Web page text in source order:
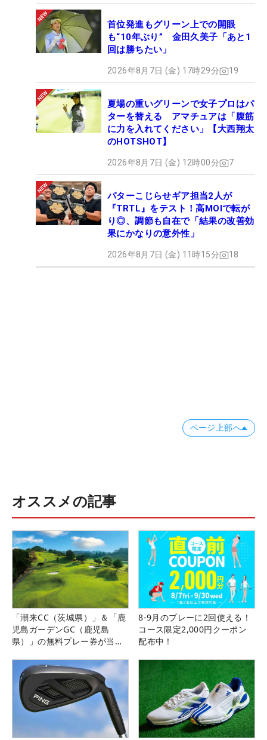
首位発進もグリーン上での開眼
も“10年ぶり” 金田久美子「あと1
回は勝ちたい」
2026年8月7日 (金) 17時29分 19
夏場の重いグリーンで女子プロはパ
ターを替える アマチュアは「腹筋
に力を入れてください」【大西翔太
のHOTSHOT】
2026年8月7日 (金) 12時00分 7
パターこじらせギア担当2人が
『TRTL』をテスト！高MOIで転が
り◎、調節も自在で「結果の改善効
果にかなりの意外性」
2026年8月7日 (金) 11時15分 18
ページ上部へ
オススメの記事
「潮来CC（茨城県）」＆「鹿
児島ガーデンGC（鹿児島
県）」の無料プレー券が当た
8-9月のプレーに2回使える！
コース限定2,000円クーポン
配布中！